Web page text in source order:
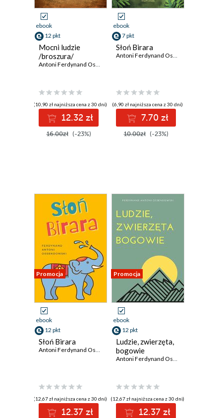
ebook
12 pkt
Mocni ludzie
/broszura/
Antoni Ferdynand Ossendowski
(10,90 zł najniższa cena z 30 dni)
12.32 zł
16.00zł (-23%)
ebook
7 pkt
Słoń Birara
Antoni Ferdynand Ossendowski
(6,90 zł najniższa cena z 30 dni)
7.70 zł
10.00zł (-23%)
Promocja
ebook
12 pkt
Słoń Birara
Antoni Ferdynand Ossendowski
(12,67 zł najniższa cena z 30 dni)
12.37 zł
Promocja
ebook
12 pkt
Ludzie, zwierzęta,
bogowie
Antoni Ferdynand Ossendowski
(12,67 zł najniższa cena z 30 dni)
12.37 zł